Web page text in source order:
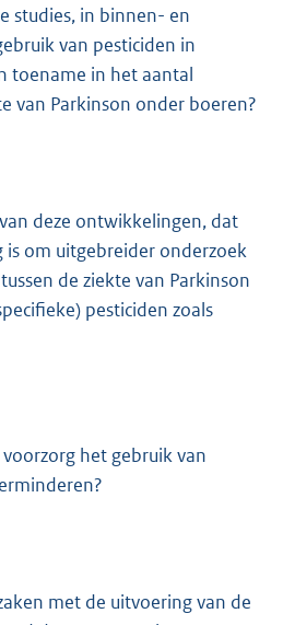
studies, in binnen- en
van pesticiden in
toename in het aantal
van Parkinson onder boeren?
deze ontwikkelingen, dat
om uitgebreider onderzoek
de ziekte van Parkinson
pesticiden zoals
het gebruik van
met de uitvoering van de